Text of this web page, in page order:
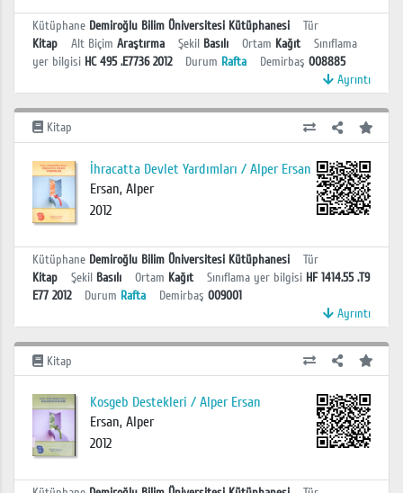
Kütüphane Demiroğlu Bilim Üniversitesi Kütüphanesi
Tür
Kitap
Alt Biçim Araştırma Şekil Basılı Ortam Kağıt
Sınıflama
yer bilgisi HC 495 .E7736 2012 Durum Rafta Demirbaş 008885
Ayrıntı
Kitap
İhracatta Devlet Yardımları / Alper Ersan
Ersan, Alper
2012
Kütüphane Demiroğlu Bilim Üniversitesi Kütüphanesi
Tür
Kitap
Şekil Basılı Ortam Kağıt Sınıflama yer bilgisi HF 1414.55 .T9
E77 2012
Durum Rafta Demirbaş 009001
Ayrıntı
Kitap
Kosgeb Destekleri / Alper Ersan
Ersan, Alper
2012